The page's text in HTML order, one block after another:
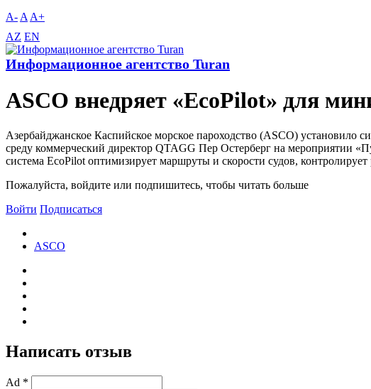
A- A A+
AZ EN
Информационное агентство Turan
ASCO внедряет «EcoPilot» для
Азербайджанское Каспийское морское пароходство (ASCO)
среду коммерческий директор QTAGG Пер Остерберг на мероприятии
система EcoPilot оптимизирует маршруты и скорости судов, контролирует
Пожалуйста, войдите или подпишитесь, чтобы читать больше
Войти Подписаться
ASCO
Написать отзыв
Ad *